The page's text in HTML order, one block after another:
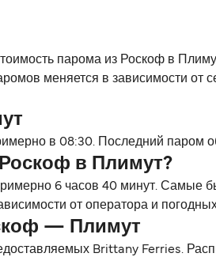
парома из Роскоф в
меняется в зависимости от
в 08:30. Последний паром
в Плимут?
6 часов 40 минут. Самые
от оператора и
— Плимут
Brittany Ferries.